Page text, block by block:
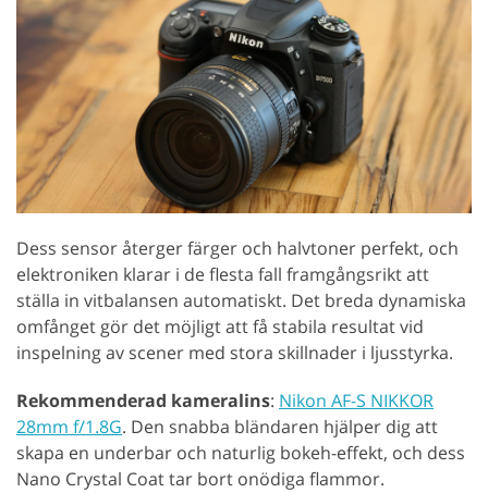
Dess sensor återger färger och halvtoner perfekt, och
elektroniken klarar i de flesta fall framgångsrikt att
ställa in vitbalansen automatiskt. Det breda dynamiska
omfånget gör det möjligt att få stabila resultat vid
inspelning av scener med stora skillnader i ljusstyrka.
Rekommenderad kameralins: Nikon AF-S NIKKOR
28mm f/1.8G. Den snabba bländaren hjälper dig att
skapa en underbar och naturlig bokeh-effekt, och dess
Nano Crystal Coat tar bort onödiga flammor.